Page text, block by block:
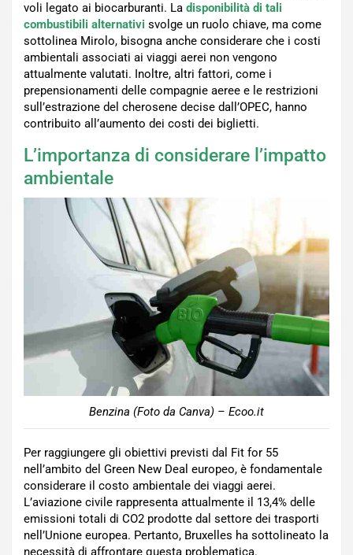
voli legato ai biocarburanti. La disponibilità di tali
combustibili alternativi svolge un ruolo chiave, ma come
sottolinea Mirolo, bisogna anche considerare che i costi
ambientali associati ai viaggi aerei non vengono
attualmente valutati. Inoltre, altri fattori, come i
prepensionamenti delle compagnie aeree e le restrizioni
sull’estrazione del cherosene decise dall’OPEC, hanno
contribuito all’aumento dei costi dei biglietti.
L’importanza di considerare l’impatto
ambientale
Benzina (Foto da Canva) – Ecoo.it
Per raggiungere gli obiettivi previsti dal Fit for 55
nell’ambito del Green New Deal europeo, è fondamentale
considerare il costo ambientale dei viaggi aerei.
L’aviazione civile rappresenta attualmente il 13,4% delle
emissioni totali di CO2 prodotte dal settore dei trasporti
nell’Unione europea. Pertanto, Bruxelles ha sottolineato la
necessità di affrontare questa problematica.